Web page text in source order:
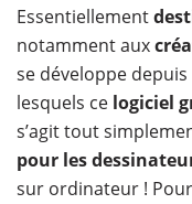
Essentiellement
notamment aux
se développe
lesquels ce logiciel
s’agit tout
pour les
sur ordinateur !